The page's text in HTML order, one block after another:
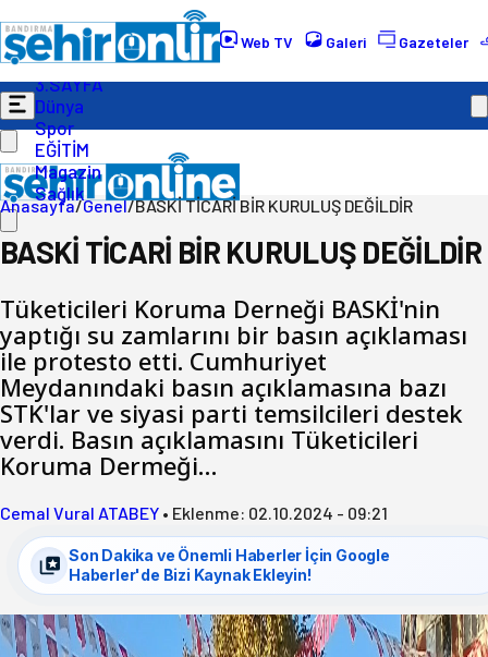
Web TV Galeri Gazeteler
Gündem
Ekonomi
Politika
3.SAYFA
Dünya
Spor
EĞİTİM
Magazin
Sağlık
Anasayfa/Genel/BASKİ TİCARİ BİR KURULUŞ DEĞİLDİR
BASKİ TİCARİ BİR KURULUŞ DEĞİLDİR
Tüketicileri Koruma Derneği BASKİ'nin
yaptığı su zamlarını bir basın açıklaması
ile protesto etti. Cumhuriyet
Meydanındaki basın açıklamasına bazı
STK'lar ve siyasi parti temsilcileri destek
verdi. Basın açıklamasını Tüketicileri
Koruma Dermeği…
Cemal Vural ATABEY • Eklenme: 02.10.2024 - 09:21
Son Dakika ve Önemli Haberler İçin Google
Haberler'de Bizi Kaynak Ekleyin!